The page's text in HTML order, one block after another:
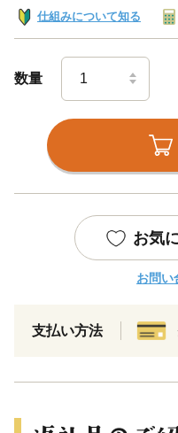
仕組みについて知る
数量
お気
お問い
支払い方法